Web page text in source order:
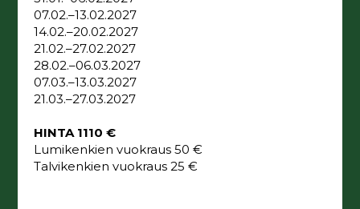
07.02.–13.02.2027
14.02.–20.02.2027
21.02.–27.02.2027
28.02.–06.03.2027
07.03.–13.03.2027
21.03.–27.03.2027
HINTA 1110 €
Lumikenkien vuokraus 50 €
Talvikenkien vuokraus 25 €